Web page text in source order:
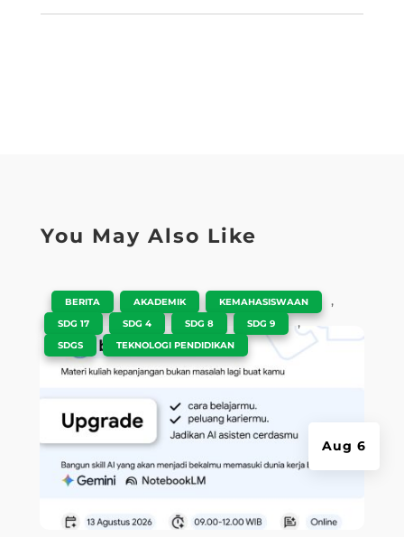
You May Also Like
Aug 6
BERITA AKADEMIK KEMAHASISWAAN ,
SDG 17 SDG 4 SDG 8 SDG 9 ,
SDGS TEKNOLOGI PENDIDIKAN